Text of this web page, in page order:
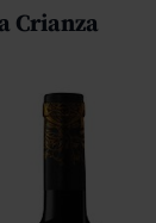
Crianza